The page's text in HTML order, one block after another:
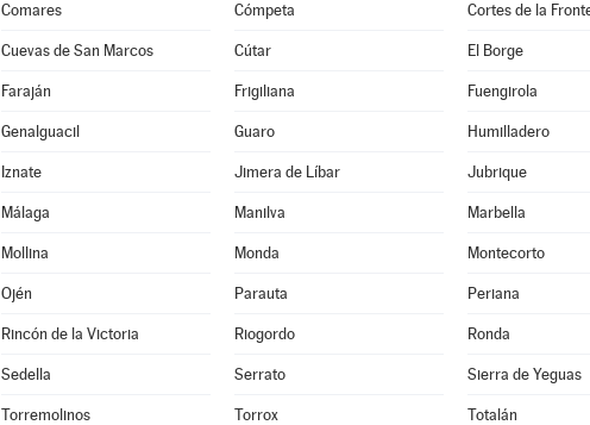
Comares Cómpeta Cortes de la
Cuevas de San Marcos Cútar El Borge
Faraján Frigiliana Fuengirola
Genalguacil Guaro Humilladero
Iznate Jimera de Líbar Jubrique
Málaga Manilva Marbella
Mollina Monda Montecorto
Ojén Parauta Periana
Rincón de la Victoria Riogordo Ronda
Sedella Serrato Sierra de Yeguas
Torremolinos Torrox Totalán